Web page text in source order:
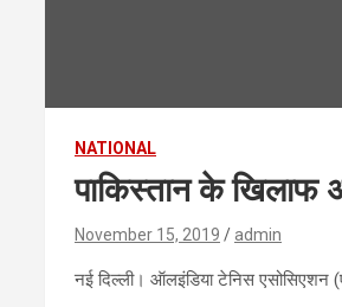
NATIONAL
पाकिस्तान के खिलाफ
November 15, 2019 admin
नई दिल्ली। ऑलइंडिया टेनिस एसोसिएशन